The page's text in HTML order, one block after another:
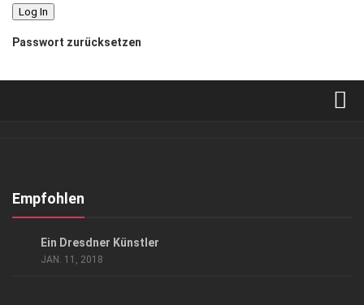
Passwort zurücksetzen
Kontakt, Impressum
Empfohlen
Ein Dresdner Künstler
JAN. 11, 2018